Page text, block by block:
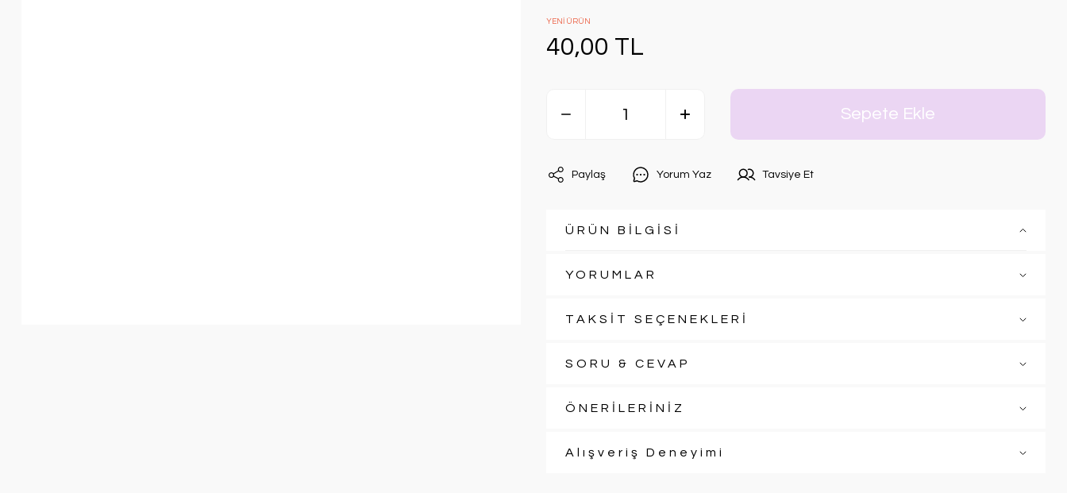
YENİ ÜRÜN
40,00 TL
Sepete Ekle
Paylaş Yorum Yaz Tavsiye Et
ÜRÜN BİLGİSİ
YORUMLAR
TAKSİT SEÇENEKLERİ
SORU & CEVAP
ÖNERİLERİNİZ
Alışveriş Deneyimi